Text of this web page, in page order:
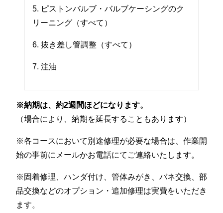
5. ピストンバルブ・バルブケーシングのク
リーニング（すべて）
6. 抜き差し管調整（すべて）
7. 注油
※納期は、約2週間ほどになります。
（場合により、納期を延長することもあります）
※各コースにおいて別途修理が必要な場合は、作業開
始の事前にメールかお電話にてご連絡いたします。
※固着修理、ハンダ付け、管体みがき、バネ交換、部
品交換などのオプション・追加修理は実費をいただき
ます。